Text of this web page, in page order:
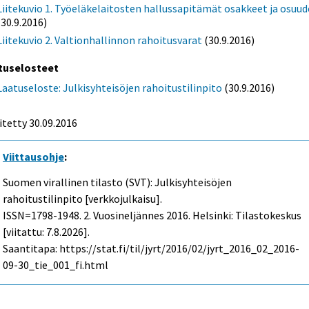
1. Työeläkelaitosten hallussapitämät osakkeet ja
2. Valtionhallinnon rahoitusvarat (30.9.2016)
Julkisyhteisöjen rahoitustilinpito (30.9.2016)
30.09.2016
Viittausohje:
Suomen virallinen tilasto (SVT): Julkisyhteisöjen
rahoitustilinpito [verkkojulkaisu].
ISSN=1798-1948. 2. Vuosineljännes 2016. Helsinki: Tilastokeskus
[viitattu: 7.8.2026].
Saantitapa: https://stat.fi/til/jyrt/2016/02/jyrt_2016_02_2016-
09-30_tie_001_fi.html